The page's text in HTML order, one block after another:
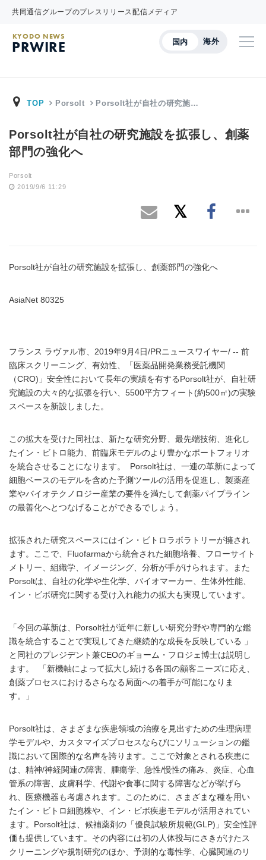
共同通信グループのプレスリリース配信メディア
国内 海外
KYODO NEWS
PRWIRE
TOP Porsolt Porsolt社が自社の研究施…
Porsolt社が自社の研究施設を拡張し、創薬
部門の強化へ
Porsolt
2019/9/6 11:29
Porsolt社が自社の研究施設を拡張し、創薬部門の強化へ
AsiaNet 80325
フランス ラヴァル市、2019年9月4日/PRニュースワイヤー/ -- 前
臨床スクリーニング、有効性、「医薬品開発業務受託機関
（CRO)」安全性において長年の実績を有するPorsolt社が、自社研
究施設の大々的な拡張を行い、5500平方フィート(約500㎡)の実験
スペースを新設しました。
この拡大を受けた同社は、新たな研究分野、最先端技術、進化し
たイン・ビトロ能力、前臨床モデルのより豊かなポートフォリオ
を統合させることになります。 Porsolt社は、一連の革新によって
細胞ベースのモデルを含めた予測ツールの活用を促進し、製薬産
業やバイオテクノロジー産業の要件を満たして創薬パイプライン
の最善化へとつなげることができるでしょう。
拡張された研究スペースにはイン・ビトロラボラトリーが擁され
ます。ここで、Fluofarmaから統合された細胞培養、フローサイト
メトリー、組織学、イメージング、分析が手がけられます。また
Porsoltは、自社の化学や生化学、バイオマーカー、生体外性能、
イン・ビボ研究に関する受け入れ能力の拡大も実現しています。
「今回の革新は、Porsolt社が近年に新しい研究分野や専門的な鑑
識を統合することで実現してきた継続的な成長を反映している 」
と同社のプレジデント兼CEOのギョーム・フロジェ博士は説明し
ます。 「新機軸によって拡大し続ける各国の顧客ニーズに応え、
創薬プロセスにおけるさらなる局面への着手が可能になりま
す。」
Porsolt社は、さまざまな疾患領域の治療を見出すための生理病理
学モデルや、カスタマイズプロセスならびにソリューションの鑑
識において国際的な名声を誇ります。ここで対象とされる疾患に
は、精神/神経関連の障害、腫瘍学、急性/慢性の痛み、炎症、心血
管系の障害、皮膚科学、代謝や食事に関する障害などが挙げら
れ、医療機器も考慮されます。このために、さまざまな種を用い
たイン・ビトロ細胞株や、イン・ビボ疾患モデルが活用されてい
ます。Porsolt社は、候補薬剤の「優良試験所規範(GLP)」安全性評
価も提供しています。その内容には初の人体投与にさきがけたス
クリーニングや規制研究のほか、予測的な毒性学、心臓関連のリ